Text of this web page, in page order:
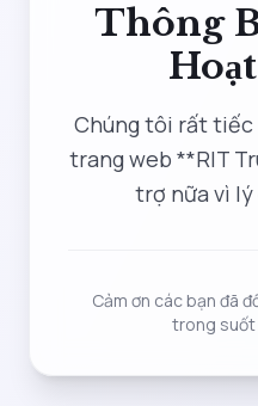
Thông
Chúng tôi rất tiếc
trang web **RIT
trợ nữa vì lý
Cảm ơn các bạn đã
trong suốt